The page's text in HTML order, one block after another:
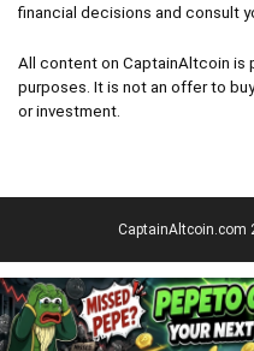
financial decisions and consult
All content on CaptainAltcoin is
purposes. It is not an offer to
or investment.
CaptainAltcoin.com